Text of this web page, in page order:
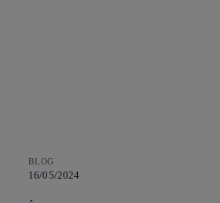
BLOG
16/05/2024